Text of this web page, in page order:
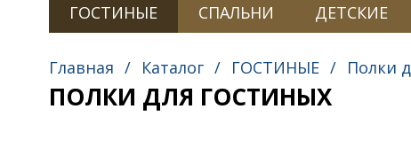
ГОСТИНЫЕ СПАЛЬНИ ДЕТСКИЕ
Главная / Каталог / ГОСТИНЫЕ / Полки
ПОЛКИ ДЛЯ ГОСТИНЫХ